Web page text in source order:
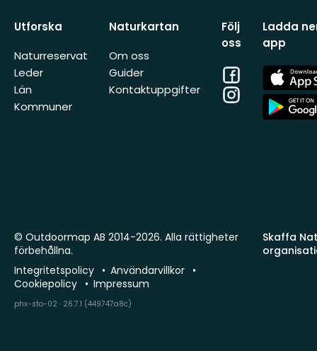
Utforska
Naturreservat
Leder
Län
Kommuner
Naturkartan
Om oss
Guider
Kontaktuppgifter
Följ
oss
Facebook
Instagram
Ladda
app
App
Store
App
Store
Skaffa
© Outdoormap AB 2014-2026. Alla rättigheter
förbehållna.
Integritetspolicy
Användarvillkor
Cookiepolicy
Impressum
phx-sto-02 · 26.7.1 (449747a8c)